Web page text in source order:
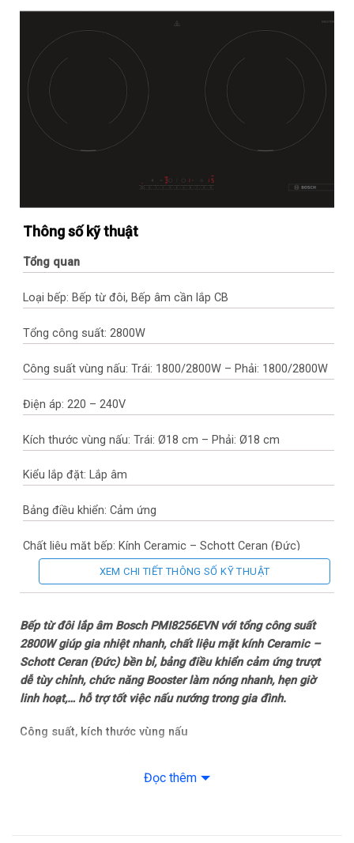
Thông số kỹ thuật
Tổng quan
Loại bếp: Bếp từ đôi, Bếp âm cần lắp CB
Tổng công suất: 2800W
Công suất vùng nấu: Trái: 1800/2800W – Phải: 1800/2800W
Điện áp: 220 – 240V
Kích thước vùng nấu: Trái: Ø18 cm – Phải: Ø18 cm
Kiểu lắp đặt: Lắp âm
Bảng điều khiển: Cảm ứng
Chất liệu mặt bếp: Kính Ceramic – Schott Ceran (Đức)
Thương hiệu mâm nấu: Bosch
Thương hiệu của: Đức
Sản xuất tại: Trung Quốc
Năm ra mắt: 2024
Chế độ nấu và tiện ích
XEM CHI TIẾT THÔNG SỐ KỸ THUẬT
Bếp từ đôi lắp âm Bosch PMI8256EVN với tổng công suất
2800W giúp gia nhiệt nhanh, chất liệu mặt kính Ceramic –
Schott Ceran (Đức) bền bỉ, bảng điều khiển cảm ứng trượt
dễ tùy chỉnh, chức năng Booster làm nóng nhanh, hẹn giờ
linh hoạt,… hỗ trợ tốt việc nấu nướng trong gia đình.
Công suất, kích thước vùng nấu
Booster làm nóng nhanh.Đọc thêm